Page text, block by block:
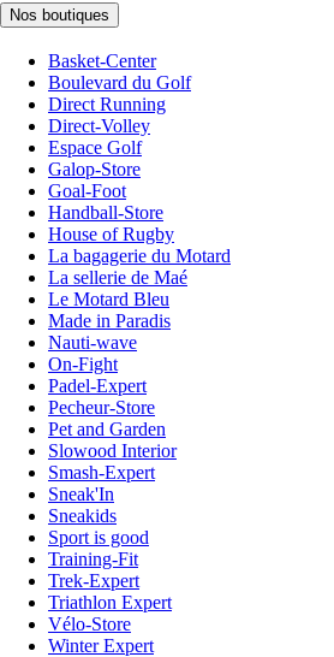
Nos boutiques
Basket-Center
Boulevard du Golf
Direct Running
Direct-Volley
Espace Golf
Galop-Store
Goal-Foot
Handball-Store
House of Rugby
La bagagerie du Motard
La sellerie de Maé
Le Motard Bleu
Made in Paradis
Nauti-wave
On-Fight
Padel-Expert
Pecheur-Store
Pet and Garden
Slowood Interior
Smash-Expert
Sneak'In
Sneakids
Sport is good
Training-Fit
Trek-Expert
Triathlon Expert
Vélo-Store
Winter Expert